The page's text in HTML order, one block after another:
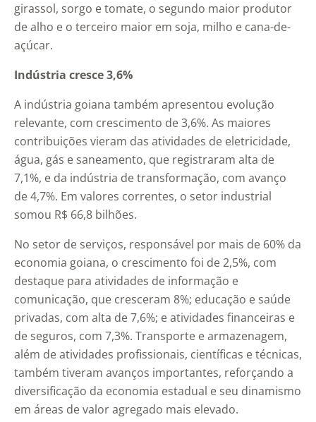
girassol, sorgo e tomate, o segundo maior produtor
de alho e o terceiro maior em soja, milho e cana-de-
açúcar.
Indústria cresce 3,6%
A indústria goiana também apresentou evolução
relevante, com crescimento de 3,6%. As maiores
contribuições vieram das atividades de eletricidade,
água, gás e saneamento, que registraram alta de
7,1%, e da indústria de transformação, com avanço
de 4,7%. Em valores correntes, o setor industrial
somou R$ 66,8 bilhões.
No setor de serviços, responsável por mais de 60% da
economia goiana, o crescimento foi de 2,5%, com
destaque para atividades de informação e
comunicação, que cresceram 8%; educação e saúde
privadas, com alta de 7,6%; e atividades financeiras e
de seguros, com 7,3%. Transporte e armazenagem,
além de atividades profissionais, científicas e técnicas,
também tiveram avanços importantes, reforçando a
diversificação da economia estadual e seu dinamismo
em áreas de valor agregado mais elevado.